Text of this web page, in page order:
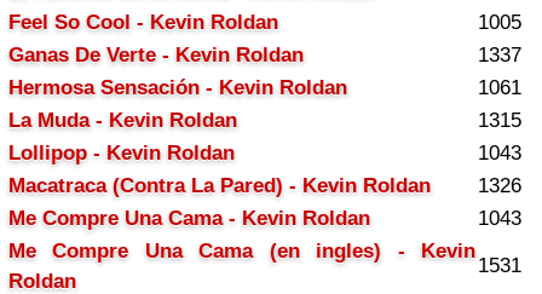
Feel So Cool - Kevin Roldan
1005
Ganas De Verte - Kevin Roldan
1337
Hermosa Sensación - Kevin Roldan
1061
La Muda - Kevin Roldan
1315
Lollipop - Kevin Roldan
1043
Macatraca (Contra La Pared) - Kevin Roldan
1326
Me Compre Una Cama - Kevin Roldan
1043
Me Compre Una Cama (en ingles) - Kevin
Roldan
1531